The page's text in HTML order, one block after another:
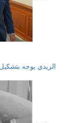
الزيدي يوجه